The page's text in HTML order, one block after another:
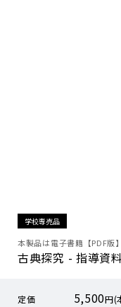
学校専売品
本製品は電子書籍【PDF版
古典探究 - 指導資
定価 5,500円(